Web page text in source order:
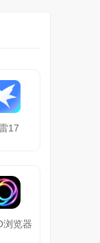
17
浏览器